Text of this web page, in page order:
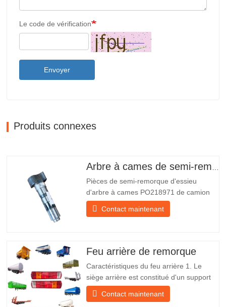
Le code de vérification
Envoyer
Produits connexes
Arbre à cames de semi-remorque
Pièces de semi-remorque d'essieu
d'arbre à cames PO218971 de camion
chinois à vendre Caractéristiques Produit
Pièces de rechange pour remorque
expédition À propos de nous Chengda
Group est un fabricant chinois de…
Contact maintenant
Feu arrière de remorque
Caractéristiques du feu arrière 1. Le
siège arrière est constitué d'un support
en fer, beaucoup plus résistant que
d'autres matériaux. Des vis et des écrous
Contact maintenant